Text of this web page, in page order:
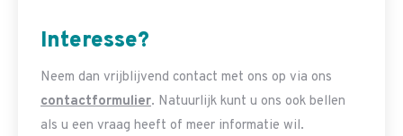
Interesse?
Neem dan vrijblijvend contact met ons op via ons
contactformulier. Natuurlijk kunt u ons ook bellen
als u een vraag heeft of meer informatie wil.